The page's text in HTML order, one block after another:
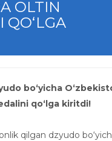
OLTIN
QOʻLGA
bo‘yicha
qoʻlga kiritdi!
qilgan dzyudo